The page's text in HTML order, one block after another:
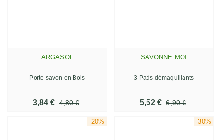
ARGASOL
Porte savon en Bois
3,84 € 4,80 €
SAVONNE MOI
3 Pads démaquillants
5,52 € 6,90 €
-20% -30%